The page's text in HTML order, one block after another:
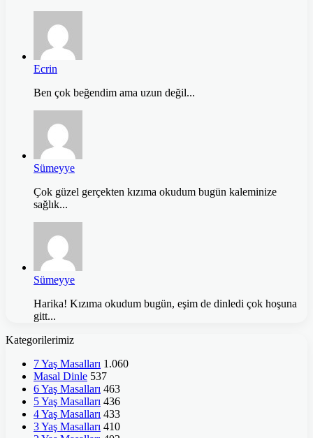
Ecrin
Ben çok beğendim ama uzun değil...
Sümeyye
Çok güzel gerçekten kızıma okudum bugün kaleminize
sağlık...
Sümeyye
Harika! Kızıma okudum bugün, eşim de dinledi çok hoşuna
gitt...
Kategorilerimiz
7 Yaş Masalları 1.060
Masal Dinle 537
6 Yaş Masalları 463
5 Yaş Masalları 436
4 Yaş Masalları 433
3 Yaş Masalları 410